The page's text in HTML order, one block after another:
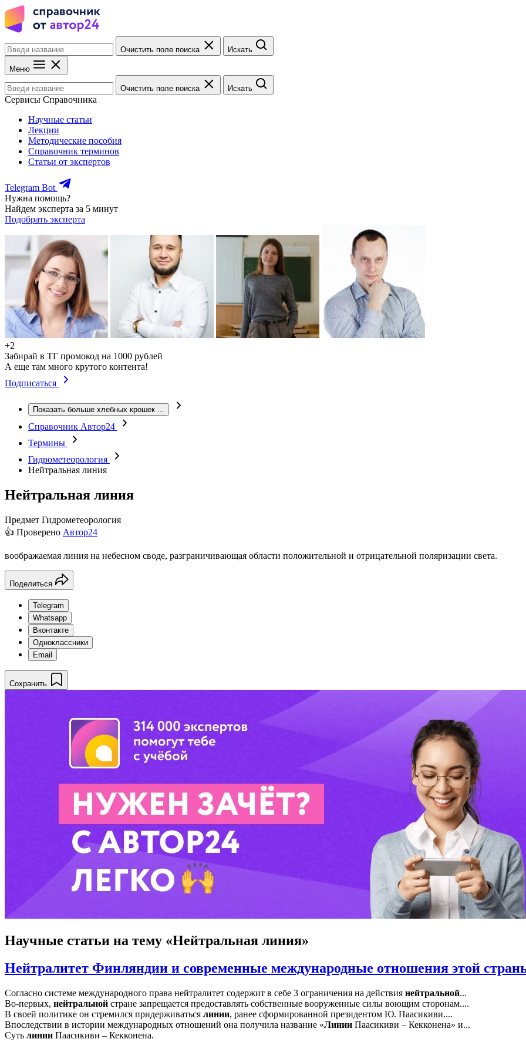
Очистить поле поиска Искать
Меню
Очистить поле поиска Искать
Сервисы Справочника
Научные статьи
Лекции
Методические пособия
Справочник терминов
Статьи от экспертов
Telegram Bot
Нужна помощь?
Найдем эксперта за 5 минут
Подобрать эксперта
+2
Забирай в ТГ промокод на 1000 рублей
А еще там много крутого контента!
Подписаться
Показать больше хлебных крошек ...
Справочник Автор24
Термины
Гидрометеорология
Нейтральная линия
Нейтральная линия
Предмет Гидрометеорология
👍 Проверено Автор24
воображаемая линия на небесном своде, разграничивающая области положительной и отрицательной поляризации света.
Поделиться
Telegram
Whatsapp
Вконтакте
Одноклассники
Email
Сохранить
Научные статьи на тему «Нейтральная линия»
Нейтралитет Финляндии и современные международные отношения этой
Согласно системе международного права нейтралитет содержит в себе 3 ограничения на действия нейтральной...
Во-первых, нейтральной стране запрещается предоставлять собственные вооруженные силы воющим сторонам....
В своей политике он стремился придерживаться линии, ранее сформированной президентом Ю. Паасикиви....
Впоследствии в истории международных отношений она получила название «Линии Паасикиви – Кекконена» и...
Суть линии Паасикиви – Кекконена.